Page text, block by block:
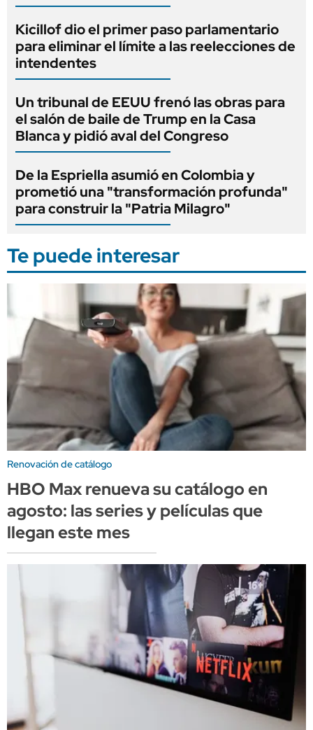
Kicillof dio el primer paso parlamentario
para eliminar el límite a las reelecciones de
intendentes
Un tribunal de EEUU frenó las obras para
el salón de baile de Trump en la Casa
Blanca y pidió aval del Congreso
De la Espriella asumió en Colombia y
prometió una "transformación profunda"
para construir la "Patria Milagro"
Te puede interesar
Renovación de catálogo
HBO Max renueva su catálogo en
agosto: las series y películas que
llegan este mes